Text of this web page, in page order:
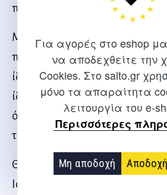
Για αγορές στο eshop
να αποδεχθείτε την
Cookies. Στο salto.gr
μόνο τα απαραίτητα
λειτουργία του e-
Περισσότερες
Μη αποδοχή
προπονητικά σημεία κλειδιά.
Μπορείτε να χρησιμοποιήσετε
προπονητικές μονάδες για να
ίδιες αγωνιστικές καταστάσεις
ίδιους στόχους στην επιθετική
όπως επίσης και στη φάση της
την άμυνα στην επίθεση.
Θα μπορέσετε να δείτε ακριβώς
Ισπανίας έβρισκε λύσεις